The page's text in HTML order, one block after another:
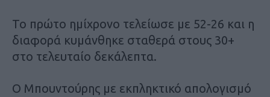
Το πρώτο ημίχρονο τελείωσε με 52-26 και η
διαφορά κυμάνθηκε σταθερά στους 30+
στο τελευταίο δεκάλεπτα.
Ο Μπουντούρης με εκπληκτικό απολογισμό